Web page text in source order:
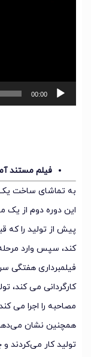
00:00
فیلم مستند
به تماشای ساخت یک
این دوره دوم از یک
پیش از تولید را که
کند، سپس وارد
فیلمبرداری هفتگی
کارگردانی می کند،
مصاحبه را اجرا می
همچنین نشان
تولید کار می‌کردند